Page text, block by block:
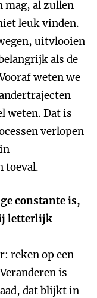
mag, al zullen
leuk vinden.
uitvlooien
als de
weten we
weten. Dat is
verlopen
toeval.
constante is,
letterlijk
reken op een
is
dat blijkt in